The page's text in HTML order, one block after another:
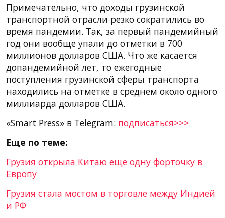
Примечательно, что доходы грузинской
транспортной отрасли резко сократились во
время пандемии. Так, за первый пандемийный
год они вообще упали до отметки в 700
миллионов долларов США. Что же касается
допандемийной лет, то ежегодные
поступления грузинской сферы транспорта
находились на отметке в среднем около одного
миллиарда долларов США.
«Smart Press» в Telegram: подписаться>>>
Еще по теме:
Грузия открыла Китаю еще одну форточку в
Европу
Грузия стала мостом в торговле между Индией
и РФ